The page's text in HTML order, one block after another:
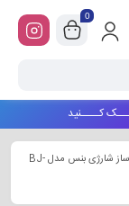
0
اسموتی ساز شارژی بنس مدل BJ-